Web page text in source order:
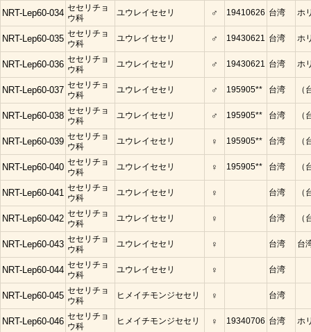
NRT-Lep60-034 セセリチョ
ウ科
ユウレイセセリ ♂ 19410626 台湾 ホ
NRT-Lep60-035 セセリチョ
ウ科
ユウレイセセリ ♂ 19430621 台湾 ホ
NRT-Lep60-036 セセリチョ
ウ科
ユウレイセセリ ♂ 19430621 台湾 ホ
NRT-Lep60-037 セセリチョ
ウ科
ユウレイセセリ ♂ 195905** 台湾 （
NRT-Lep60-038 セセリチョ
ウ科
ユウレイセセリ ♂ 195905** 台湾 （
NRT-Lep60-039 セセリチョ
ウ科
ユウレイセセリ ♀ 195905** 台湾 （
NRT-Lep60-040 セセリチョ
ウ科
ユウレイセセリ ♀ 195905** 台湾 （
NRT-Lep60-041 セセリチョ
ウ科
ユウレイセセリ ♀ 台湾 （
NRT-Lep60-042 セセリチョ
ウ科
ユウレイセセリ ♀ 台湾 （
NRT-Lep60-043 セセリチョ
ウ科
ユウレイセセリ ♀ 台湾 台
NRT-Lep60-044 セセリチョ
ウ科
ユウレイセセリ ♀ 台湾
NRT-Lep60-045 セセリチョ
ウ科
ヒメイチモンジセセリ ♀ 台湾
NRT-Lep60-046 セセリチョ
ウ科
ヒメイチモンジセセリ ♀ 19340706 台湾 ホ